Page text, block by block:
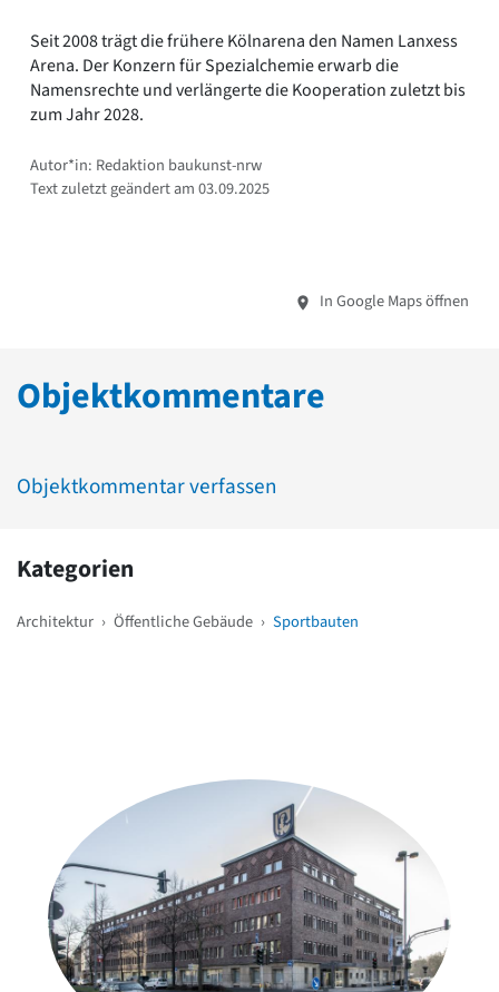
Seit 2008 trägt die frühere Kölnarena den Namen Lanxess
Arena. Der Konzern für Spezialchemie erwarb die
Namensrechte und verlängerte die Kooperation zuletzt bis
zum Jahr 2028.
Autor*in: Redaktion baukunst-nrw
Text zuletzt geändert am 03.09.2025
In Google Maps öffnen
Objektkommentare
Objektkommentar verfassen
Kategorien
Architektur › Öffentliche Gebäude › Sportbauten